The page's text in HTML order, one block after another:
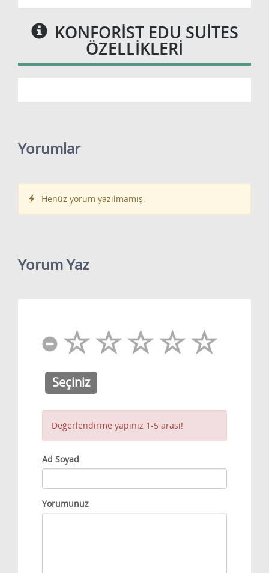
KONFORIST EDU SUITES
ÖZELLIKLERI
Yorumlar
Henüz yorum yazılmamış.
Yorum Yaz
Seçiniz
Değerlendirme yapınız 1-5 arası!
Ad Soyad
Yorumunuz